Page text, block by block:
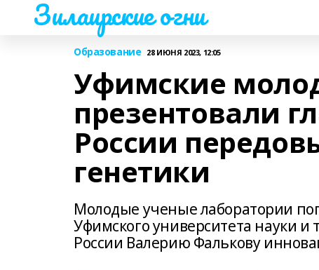
Зилаирские огни
Образование 28 ИЮНЯ 2023, 12:05
Уфимские
презентовали
России
генетики
Молодые ученые лаборатории
Уфимского университета науки
России Валерию Фалькову